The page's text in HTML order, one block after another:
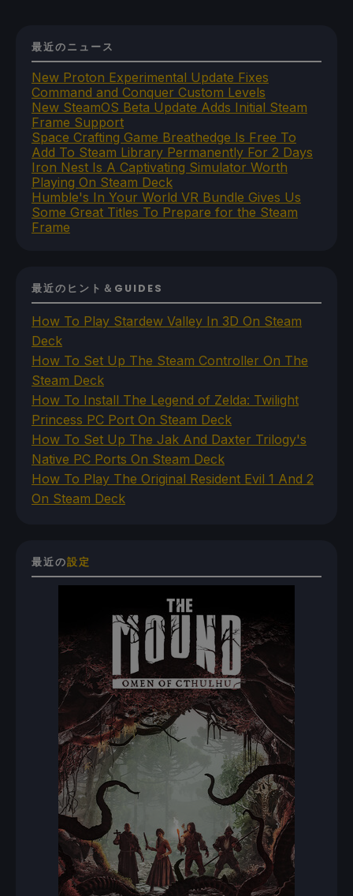
最近のニュース
New Proton Experimental Update Fixes
Command and Conquer Custom Levels
New SteamOS Beta Update Adds Initial Steam
Frame Support
Space Crafting Game Breathedge Is Free To
Add To Steam Library Permanently For 2 Days
Iron Nest Is A Captivating Simulator Worth
Playing On Steam Deck
Humble's In Your World VR Bundle Gives Us
Some Great Titles To Prepare for the Steam
Frame
最近のヒント＆GUIDES
How To Play Stardew Valley In 3D On Steam
Deck
How To Set Up The Steam Controller On The
Steam Deck
How To Install The Legend of Zelda: Twilight
Princess PC Port On Steam Deck
How To Set Up The Jak And Daxter Trilogy's
Native PC Ports On Steam Deck
How To Play The Original Resident Evil 1 And 2
On Steam Deck
最近の設定